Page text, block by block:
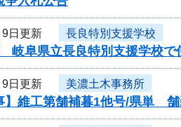
日更新 長良特別支援学校
岐阜県立長良特別支援学校で
日更新 美濃土木事務所
】維工第舗補暮1他号/県単